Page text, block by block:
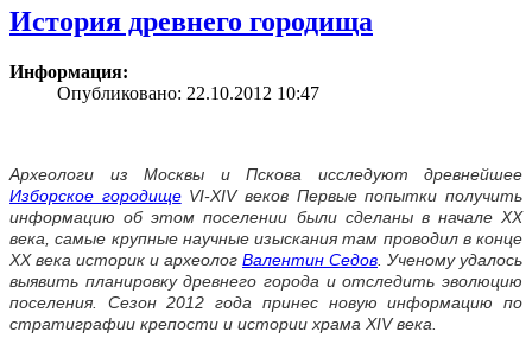
История древнего городища
Информация:
Опубликовано: 22.10.2012 10:47
Археологи из Москвы и Пскова исследуют древнейшее
Изборское городищеVI-XIV веков Первые попытки получить
информацию об этом поселении были сделаны в начале XX
века, самые крупные научные изыскания там проводил в конце
XX века историк и археолог Валентин Седов. Ученому удалось
выявить планировку древнего города и отследить эволюцию
поселения. Сезон 2012 года принес новую информацию по
стратиграфии крепости и истории храма XIV века.